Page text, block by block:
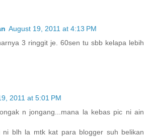
August 19, 2011 at 4:13 PM
3 ringgit je. 60sen tu sbb kelapa lebih
2011 at 5:01 PM
n jongang...mana la kebas pic ni ain
ni blh la mtk kat para blogger suh belikan